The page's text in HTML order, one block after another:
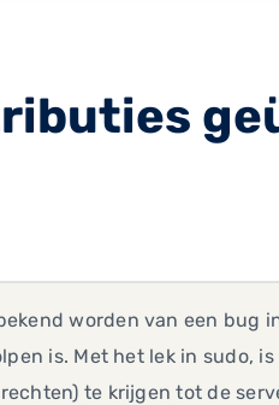
worden van een bug
is. Met het lek in sudo,
te krijgen tot de